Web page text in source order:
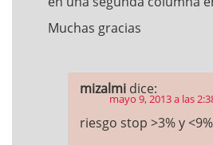
Muchas gracias
mizalmi dice:
mayo 9, 2013 a las
riesgo stop >3% y